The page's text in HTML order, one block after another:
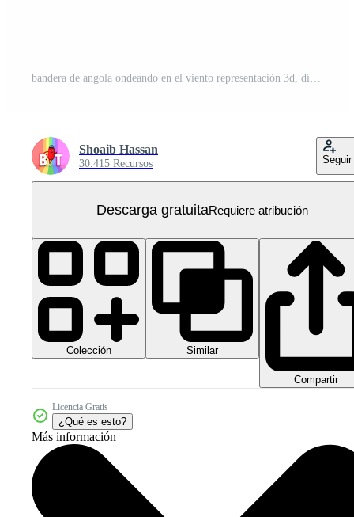
bandera de angola ondeando en el viento representación 3d, día nacional, día de la independencia PNG Gratis
Shoaib Hassan
30.415 Recursos Seguir
Descarga gratuitaRequiere atribución
Colección Similar
Compartir
Licencia Gratis
¿Qué es esto?
Más información